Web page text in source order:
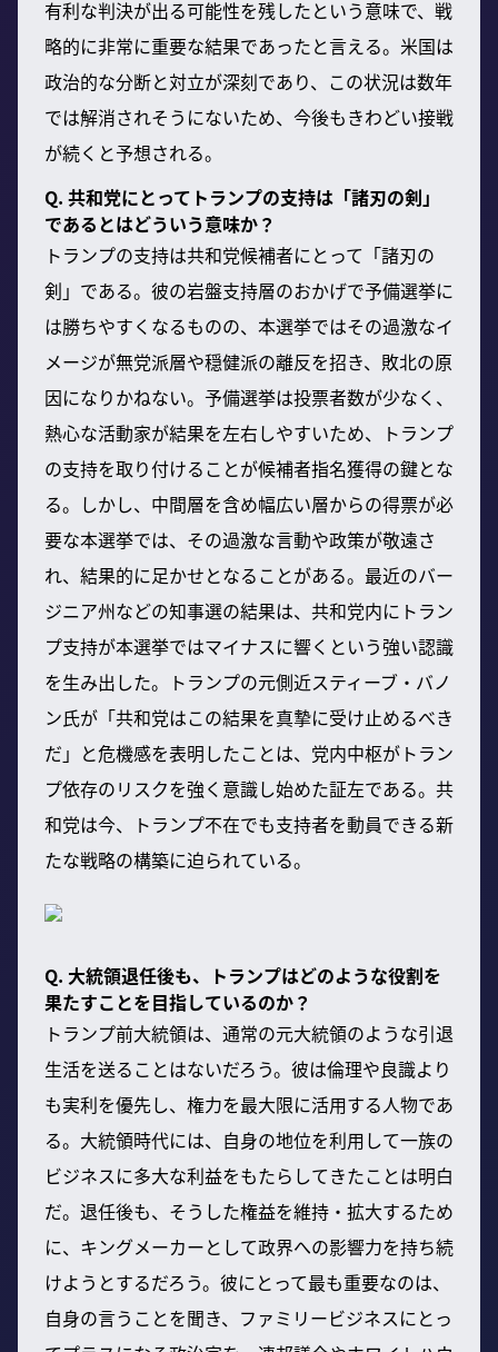
有利な判決が出る可能性を残したという意味で、戦
略的に非常に重要な結果であったと言える。米国は
政治的な分断と対立が深刻であり、この状況は数年
では解消されそうにないため、今後もきわどい接戦
が続くと予想される。
Q. 共和党にとってトランプの支持は「諸刃の剣」
であるとはどういう意味か？
トランプの支持は共和党候補者にとって「諸刃の
剣」である。彼の岩盤支持層のおかげで予備選挙に
は勝ちやすくなるものの、本選挙ではその過激なイ
メージが無党派層や穏健派の離反を招き、敗北の原
因になりかねない。予備選挙は投票者数が少なく、
熱心な活動家が結果を左右しやすいため、トランプ
の支持を取り付けることが候補者指名獲得の鍵とな
る。しかし、中間層を含め幅広い層からの得票が必
要な本選挙では、その過激な言動や政策が敬遠さ
れ、結果的に足かせとなることがある。最近のバー
ジニア州などの知事選の結果は、共和党内にトラン
プ支持が本選挙ではマイナスに響くという強い認識
を生み出した。トランプの元側近スティーブ・バノ
ン氏が「共和党はこの結果を真摯に受け止めるべき
だ」と危機感を表明したことは、党内中枢がトラン
プ依存のリスクを強く意識し始めた証左である。共
和党は今、トランプ不在でも支持者を動員できる新
たな戦略の構築に迫られている。
Q. 大統領退任後も、トランプはどのような役割を
果たすことを目指しているのか？
トランプ前大統領は、通常の元大統領のような引退
生活を送ることはないだろう。彼は倫理や良識より
も実利を優先し、権力を最大限に活用する人物であ
る。大統領時代には、自身の地位を利用して一族の
ビジネスに多大な利益をもたらしてきたことは明白
だ。退任後も、そうした権益を維持・拡大するため
に、キングメーカーとして政界への影響力を持ち続
けようとするだろう。彼にとって最も重要なのは、
自身の言うことを聞き、ファミリービジネスにとっ